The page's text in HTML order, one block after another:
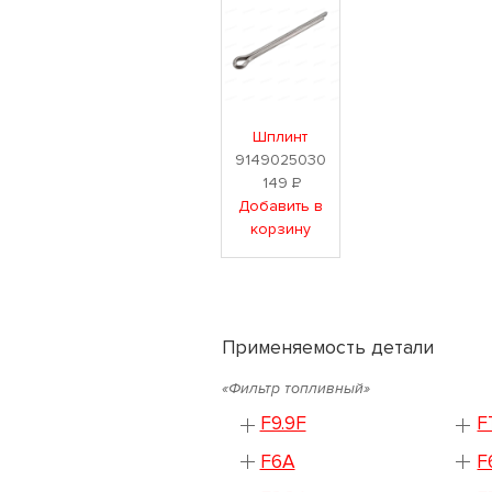
Шплинт
9149025030
149Р
Добавить в
корзину
Применяемость детали
«Фильтр топливный»
F9.9F
F6A